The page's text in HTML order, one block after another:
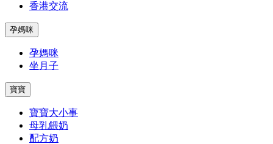
香港交流
孕媽咪
孕媽咪
坐月子
寶寶
寶寶大小事
母乳餵奶
配方奶